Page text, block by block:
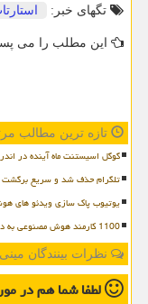
تگهای خبر:
این مطلب را می
تازه ترین مطالب
گوگل اسیستنت ماه آینده در
تلگرام حذف شد و سریع برگشت
یوتیوب پاک سازی ویدئو های
1100 کارمند هوش مصنوعی به دولت آمریکا نامه نوشتند
نظرات بینندگان
لطفا شما همدر